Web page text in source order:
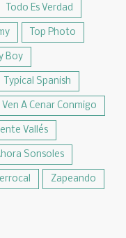
Todo Es Verdad
Top Photo
Boy
Typical Spanish
Ven A Cenar Conmigo
Vallés
Sonsoles
Zapeando